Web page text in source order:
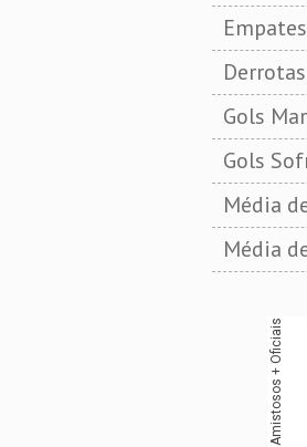
Empates
Derrotas
Gols
Gols
Média
Média
Amistosos + Oficiais